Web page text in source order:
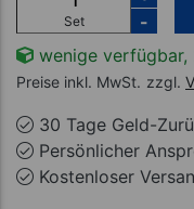
Set
-
wenige verfügbar,
Preise inkl. MwSt. zzgl.
30 Tage Geld-
Persönlicher
Kostenloser